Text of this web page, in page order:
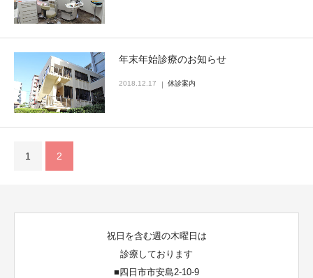
年末年始診療のお知らせ
2018.12.17 休診案内
1 2
祝日を含む週の木曜日は
診療しております
■四日市市安島2-10-9